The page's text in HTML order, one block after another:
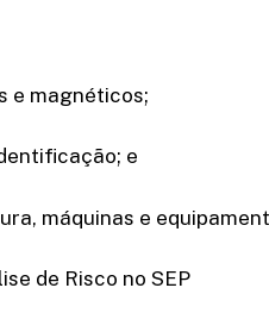
e magnéticos;
e
máquinas e
de Risco no SEP